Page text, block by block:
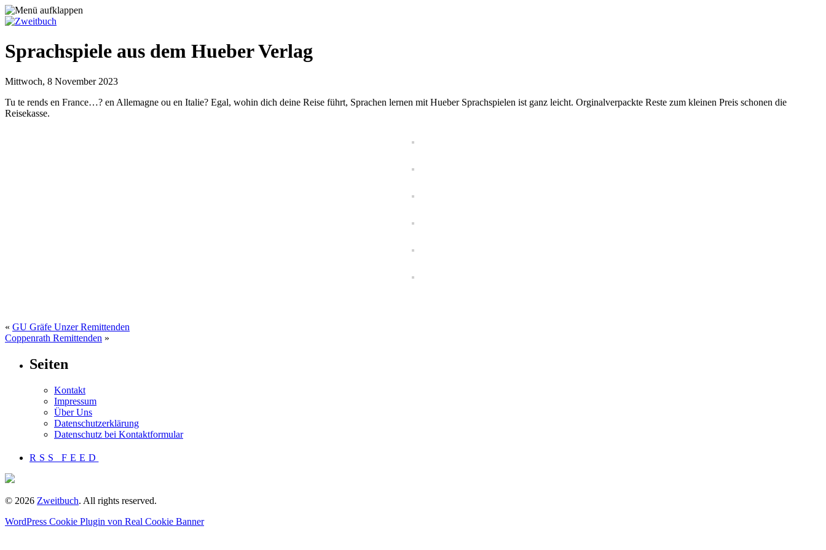
Sprachspiele aus dem Hueber Verlag
Mittwoch, 8 November 2023
Tu te rends en France…? en Allemagne ou en Italie? Egal, wohin dich deine Reise führt, Sprachen lernen mit Hueber Sprachspielen ist ganz leicht. Orginalverpackte Reste zum kleinen Preis schonen die
Reisekasse.
« GU Gräfe Unzer Remittenden
Coppenrath Remittenden »
Seiten
Kontakt
Impressum
Über Uns
Datenschutzerklärung
Datenschutz bei Kontaktformular
RSS FEED
© 2026 Zweitbuch. All rights reserved.
WordPress Cookie Plugin von Real Cookie Banner